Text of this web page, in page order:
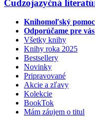
Cudzojazyčná
Knihomoľský
Odporúčame pre vás
Všetky knihy
Knihy roka 2025
Bestsellery
Novinky
Pripravované
Akcie a zľavy
Kolekcie
BookTok
Mám záujem o titul